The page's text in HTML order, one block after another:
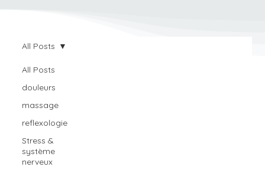
All Posts
douleurs
massage
reflexologie
Stress &
système
nerveux
All Posts